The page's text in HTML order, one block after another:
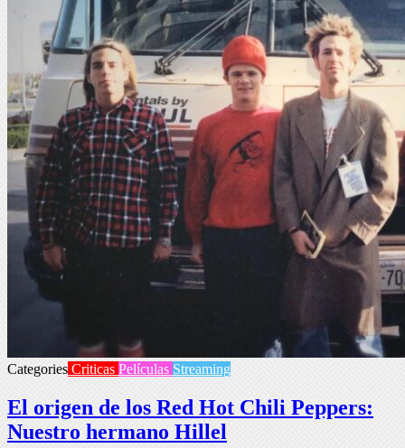
Categories Criticas Películas Streaming
El origen de los Red Hot Chili Peppers:
Nuestro hermano Hillel